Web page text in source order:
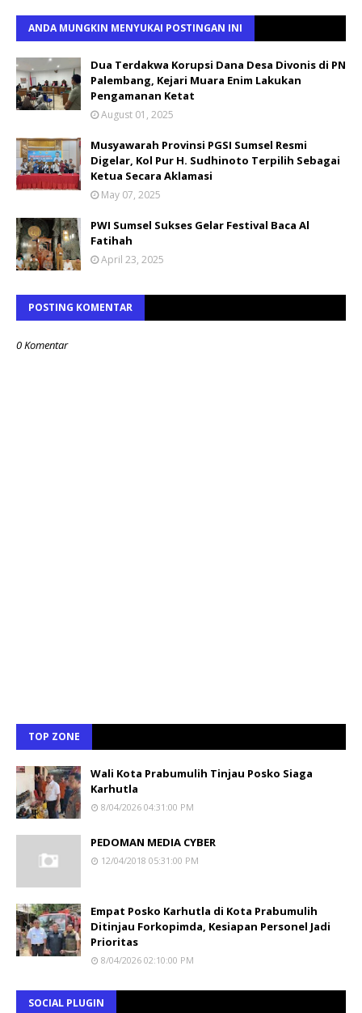
ANDA MUNGKIN MENYUKAI POSTINGAN INI
Dua Terdakwa Korupsi Dana Desa Divonis di PN
Palembang, Kejari Muara Enim Lakukan
Pengamanan Ketat
August 01, 2025
Musyawarah Provinsi PGSI Sumsel Resmi
Digelar, Kol Pur H. Sudhinoto Terpilih Sebagai
Ketua Secara Aklamasi
May 07, 2025
PWI Sumsel Sukses Gelar Festival Baca Al
Fatihah
April 23, 2025
POSTING KOMENTAR
0 Komentar
TOP ZONE
Wali Kota Prabumulih Tinjau Posko Siaga
Karhutla
8/04/2026 04:31:00 PM
PEDOMAN MEDIA CYBER
12/04/2018 05:31:00 PM
Empat Posko Karhutla di Kota Prabumulih
Ditinjau Forkopimda, Kesiapan Personel Jadi
Prioritas
8/04/2026 02:10:00 PM
SOCIAL PLUGIN